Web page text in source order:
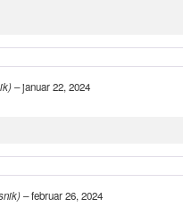
–januar 22, 2024
–februar 26, 2024